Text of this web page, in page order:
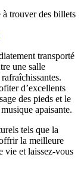
à trouver des billets
transporté
une salle
d’excellents
des pieds et le
apaisante.
tels que la
la meilleure
vie et laissez-vous